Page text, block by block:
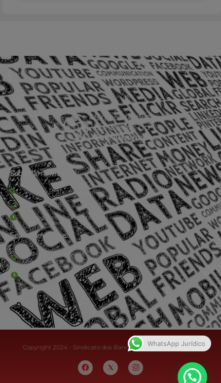
Sede Barra Mansa
Rua Rio Branco, nº107 (2º andar), Centro - Cep: 27.330-030
(24) 3323-2848 ou (24) 3323-2500
De segunda à sexta-feira , das 9h às 17h.
Sede Campestre:
Estrada Governador Chagas Freitas – 3.780 – Colônia Santo
Antônio – Barra Mansa
De terça-feira a domingo, das 9h às 17h
Copyright 2024 - Sindicato dos Bancários do Sul Fluminense
WhatsApp Jurídico